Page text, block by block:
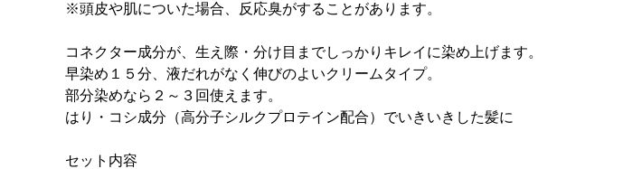
※頭皮や肌についた場合、反応臭がすることがあります。
コネクター成分が、生え際・分け目までしっかりキレイに染め上げます。
早染め１５分、液だれがなく伸びのよいクリームタイプ。
部分染めなら２～３回使えます。
はり・コシ成分（高分子シルクプロテイン配合）でいきいきした髪に
セット内容